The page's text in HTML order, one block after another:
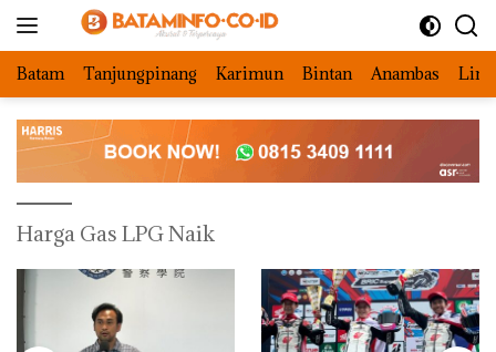
Batam Tanjungpinang Karimun Bintan Anambas
Harga Gas LPG Naik